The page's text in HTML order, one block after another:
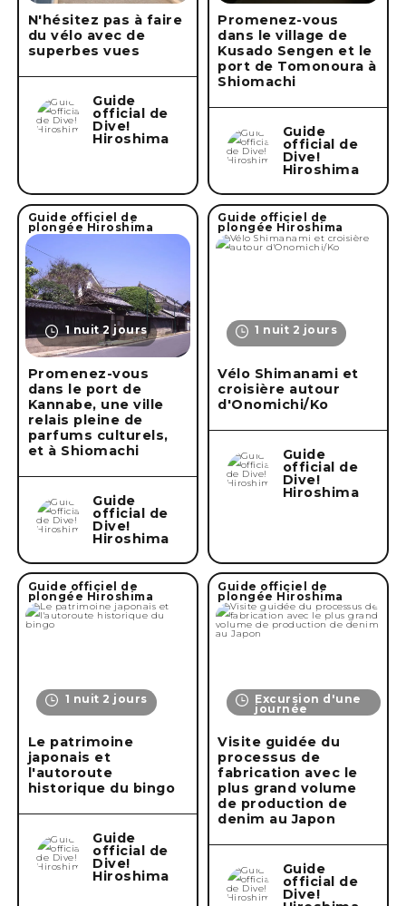
N'hésitez pas à faire
du vélo avec de
superbes vues
Guide
official de
Dive!
Hiroshima
Promenez-vous
dans le village de
Kusado Sengen et le
port de Tomonoura à
Shiomachi
Guide
official de
Dive!
Hiroshima
Guide officiel de
plongée Hiroshima
1 nuit 2 jours
Promenez-vous
dans le port de
Kannabe, une ville
relais pleine de
parfums culturels,
et à Shiomachi
Guide
official de
Dive!
Hiroshima
Guide officiel de
plongée Hiroshima
1 nuit 2 jours
Vélo Shimanami et
croisière autour
d'Onomichi/Ko
Guide
official de
Dive!
Hiroshima
Guide officiel de
plongée Hiroshima
1 nuit 2 jours
Le patrimoine
japonais et
l'autoroute
historique du bingo
Guide
official de
Dive!
Hiroshima
Guide officiel de
plongée Hiroshima
Excursion d'une
journée
Visite guidée du
processus de
fabrication avec le
plus grand volume
de production de
denim au Japon
Guide
official de
Dive!